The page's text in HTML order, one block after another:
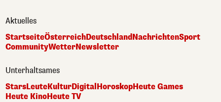
Aktuelles
StartseiteÖsterreichDeutschlandNachrichtenSport
CommunityWetterNewsletter
Unterhaltsames
StarsLeuteKulturDigitalHoroskopHeute Games
Heute KinoHeute TV